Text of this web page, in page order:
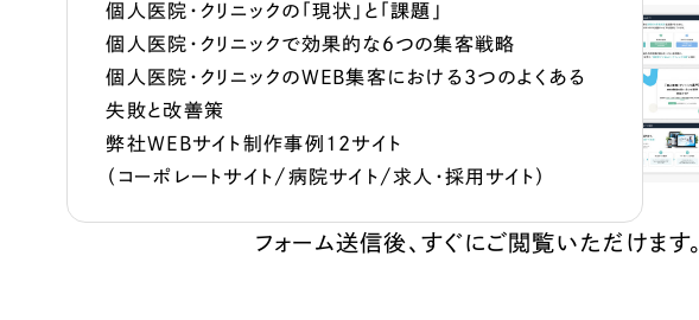
個人医院・クリニックの「現状」と「課題」
個人医院・クリニックで効果的な６つの集客戦略
個人医院・クリニックのWEB集客における3つのよくある
失敗と改善策
弊社WEBサイト制作事例12サイト
（コーポレートサイト/病院サイト/求人・採用サイト）
フォーム送信後、すぐにご閲覧いただけます。